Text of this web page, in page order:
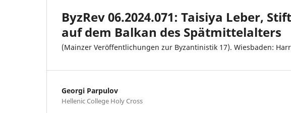
ByzRev 06.2024.071: Taisiya Leber,
auf dem Balkan des Spätmittelalters
(Mainzer Veröffentlichungen zur Byzantinistik 17). Wiesbaden:
Georgi Parpulov
Hellenic College Holy Cross